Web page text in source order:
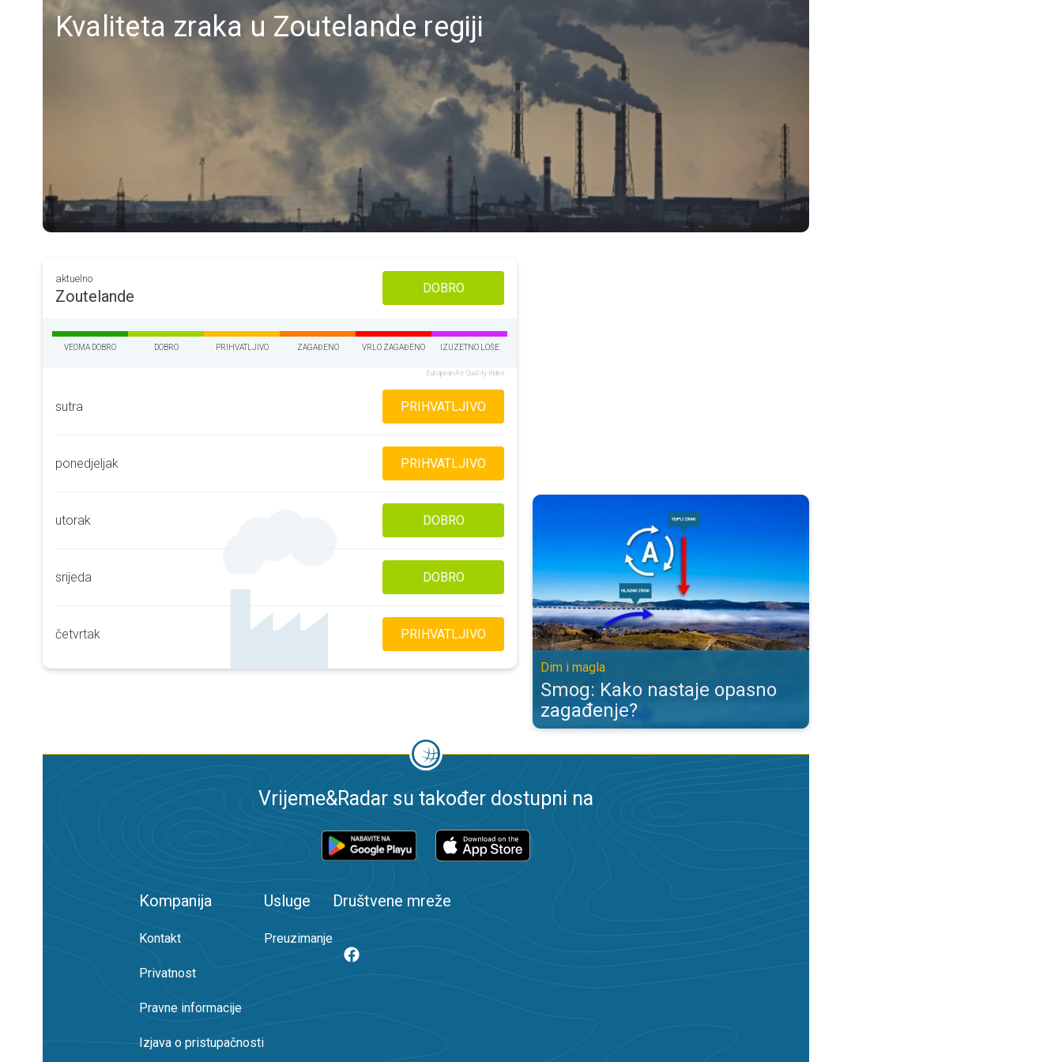
Kvaliteta zraka u Zoutelande regiji
aktuelno
Zoutelande DOBRO
VEOMA DOBRO DOBRO PRIHVATLJIVO ZAGAĐENO VRLO ZAGAĐENO IZUZETNO LOŠE
European Air Quality Index
sutra PRIHVATLJIVO
ponedjeljak PRIHVATLJIVO
utorak DOBRO
srijeda DOBRO
četvrtak PRIHVATLJIVO
Smog: Kako nastaje opasno zagađenje?. Dim i magla. . .
Dim i magla
Smog: Kako nastaje opasno
zagađenje?
Vrijeme&Radar su također dostupni na
Kompanija
Kontakt
Privatnost
Pravne informacije
Izjava o pristupačnosti
Usluge
Preuzimanje
Društvene mreže